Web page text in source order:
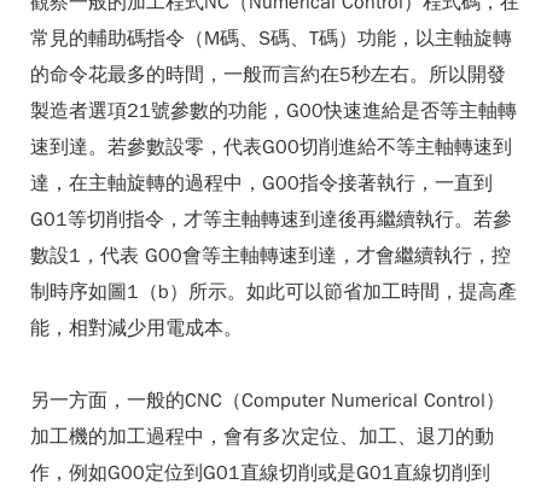
常見的輔助碼指令（M碼、S碼、T碼）功能，以主軸旋轉
的命令花最多的時間，一般而言約在5秒左右。所以開發
製造者選項21號參數的功能，G00快速進給是否等主軸轉
速到達。若參數設零，代表G00切削進給不等主軸轉速到
達，在主軸旋轉的過程中，G00指令接著執行，一直到
G01等切削指令，才等主軸轉速到達後再繼續執行。若參
數設1，代表 G00會等主軸轉速到達，才會繼續執行，控
制時序如圖1（b）所示。如此可以節省加工時間，提高產
能，相對減少用電成本。
另一方面，一般的CNC（Computer Numerical Control）
加工機的加工過程中，會有多次定位、加工、退刀的動
作，例如G00定位到G01直線切削或是G01直線切削到